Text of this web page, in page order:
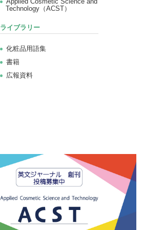
Technology（ACST）
ライブラリー
化粧品用語集
書籍
広報資料